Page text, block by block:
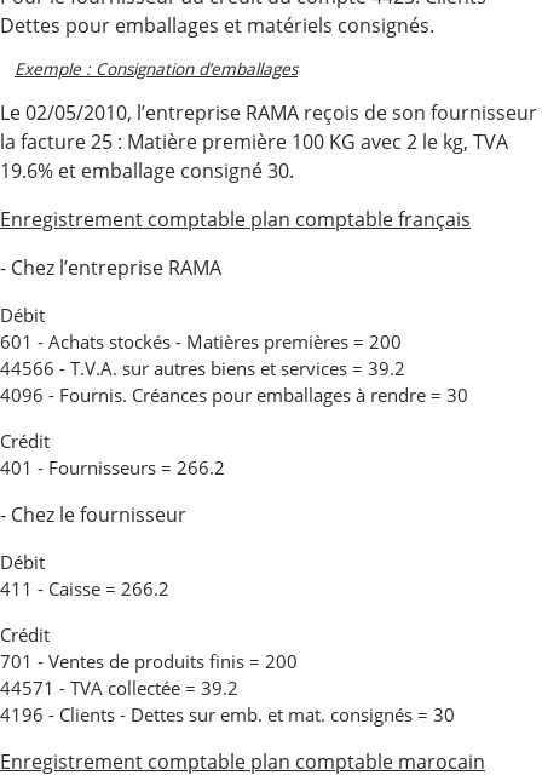
Dettes pour emballages et matériels consignés.
Exemple : Consignation d’emballages
Le 02/05/2010, l’entreprise RAMA reçois de son fournisseur
la facture 25 : Matière première 100 KG avec 2 le kg, TVA
19.6% et emballage consigné 30.
Enregistrement comptable plan comptable français
- Chez l’entreprise RAMA
Débit
601 - Achats stockés - Matières premières = 200
44566 - T.V.A. sur autres biens et services = 39.2
4096 - Fournis. Créances pour emballages à rendre = 30
Crédit
401 - Fournisseurs = 266.2
- Chez le fournisseur
Débit
411 - Caisse = 266.2
Crédit
701 - Ventes de produits finis = 200
44571 - TVA collectée = 39.2
4196 - Clients - Dettes sur emb. et mat. consignés = 30
Enregistrement comptable plan comptable marocain